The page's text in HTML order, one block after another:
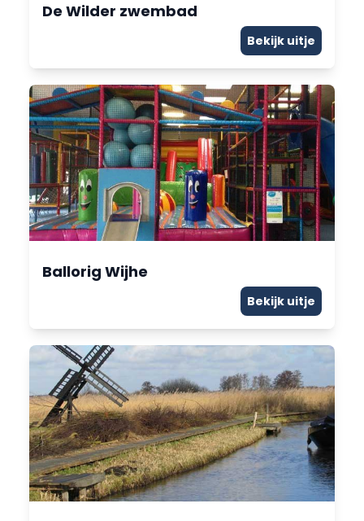
De Wilder zwembad
Bekijk uitje
Ballorig Wijhe
Bekijk uitje